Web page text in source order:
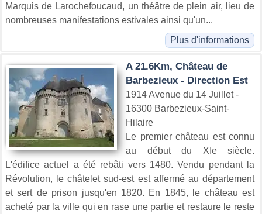
Marquis de Larochefoucaud, un théâtre de plein air, lieu de
nombreuses manifestations estivales ainsi qu'un...
Plus d'informations
A 21.6Km, Château de
Barbezieux - Direction Est
1914 Avenue du 14 Juillet -
16300 Barbezieux-Saint-
Hilaire
Le premier château est connu
au début du XIe siècle.
L'édifice actuel a été rebâti vers 1480. Vendu pendant la
Révolution, le châtelet sud-est est affermé au département
et sert de prison jusqu'en 1820. En 1845, le château est
acheté par la ville qui en rase une partie et restaure le reste